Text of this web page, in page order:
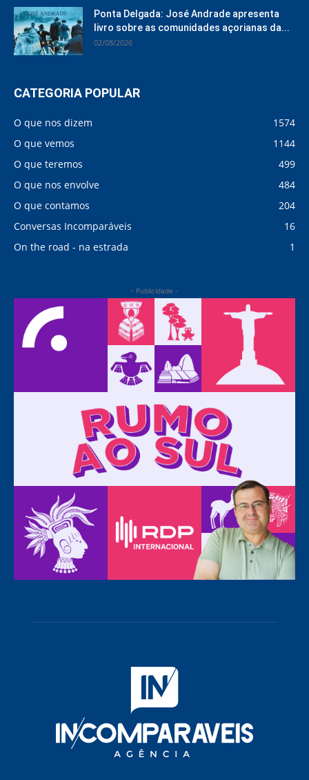
Ponta Delgada: José Andrade apresenta
livro sobre as comunidades açorianas da...
02/08/2026
CATEGORIA POPULAR
O que nos dizem
1574
O que vemos
1144
O que teremos
499
O que nos envolve
484
O que contamos
204
Conversas Incomparáveis
16
On the road - na estrada
1
- Publicidade -